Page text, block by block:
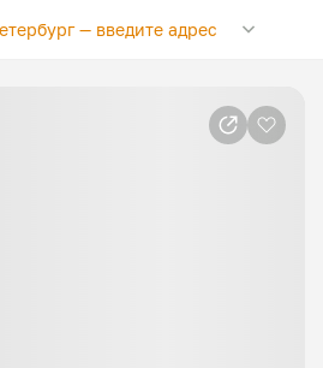
—введите адрес